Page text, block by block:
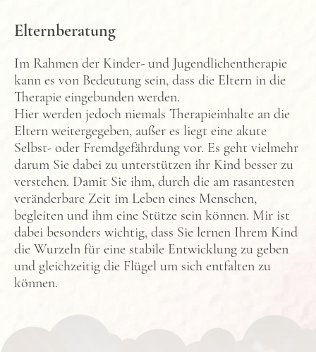
Elternberatung
Im Rahmen der Kinder- und Jugendlichentherapie
kann es von Bedeutung sein, dass die Eltern in die
Therapie eingebunden werden.
Hier werden jedoch niemals Therapieinhalte an die
Eltern weitergegeben, außer es liegt eine akute
Selbst- oder Fremdgefährdung vor. Es geht vielmehr
darum Sie dabei zu unterstützen ihr Kind besser zu
verstehen. Damit Sie ihm, durch die am rasantesten
veränderbare Zeit im Leben eines Menschen,
begleiten und ihm eine Stütze sein können. Mir ist
dabei besonders wichtig, dass Sie lernen Ihrem Kind
die Wurzeln für eine stabile Entwicklung zu geben
und gleichzeitig die Flügel um sich entfalten zu
können.